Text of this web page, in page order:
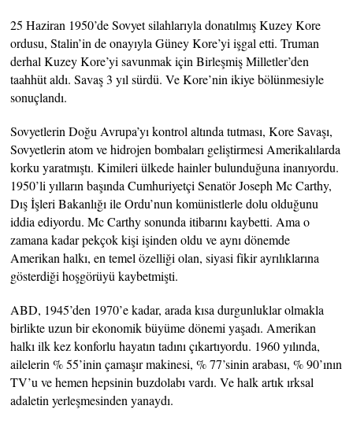
25 Haziran 1950’de Sovyet silahlarıyla donatılmış Kuzey Kore
ordusu, Stalin’in de onayıyla Güney Kore’yi işgal etti. Truman
derhal Kuzey Kore’yi savunmak için Birleşmiş Milletler’den
taahhüt aldı. Savaş 3 yıl sürdü. Ve Kore’nin ikiye bölünmesiyle
sonuçlandı.
Sovyetlerin Doğu Avrupa’yı kontrol altında tutması, Kore Savaşı,
Sovyetlerin atom ve hidrojen bombaları geliştirmesi Amerikalılarda
korku yaratmıştı. Kimileri ülkede hainler bulunduğuna inanıyordu.
1950’li yılların başında Cumhuriyetçi Senatör Joseph Mc Carthy,
Dış İşleri Bakanlığı ile Ordu’nun komünistlerle dolu olduğunu
iddia ediyordu. Mc Carthy sonunda itibarını kaybetti. Ama o
zamana kadar pekçok kişi işinden oldu ve aynı dönemde
Amerikan halkı, en temel özelliği olan, siyasi fikir ayrılıklarına
gösterdiği hoşgörüyü kaybetmişti.
ABD, 1945’den 1970’e kadar, arada kısa durgunluklar olmakla
birlikte uzun bir ekonomik büyüme dönemi yaşadı. Amerikan
halkı ilk kez konforlu hayatın tadını çıkartıyordu. 1960 yılında,
ailelerin % 55’inin çamaşır makinesi, % 77’sinin arabası, % 90’ının
TV’u ve hemen hepsinin buzdolabı vardı. Ve halk artık ırksal
adaletin yerleşmesinden yanaydı.